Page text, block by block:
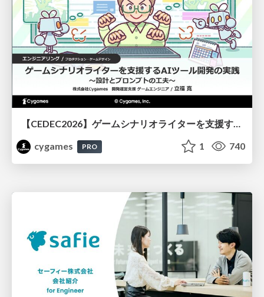
【CEDEC2026】ゲームシナリオライターを支援するAIツール開発の実践 ― 設計とプロンプトの工夫 ―
cygames
PRO 1 740